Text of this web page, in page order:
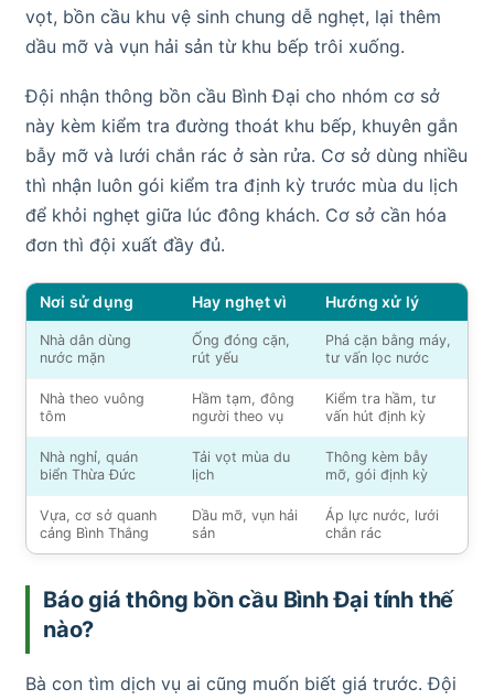
vọt, bồn cầu khu vệ sinh chung dễ nghẹt, lại thêm
dầu mỡ và vụn hải sản từ khu bếp trôi xuống.
Đội nhận thông bồn cầu Bình Đại cho nhóm cơ sở
này kèm kiểm tra đường thoát khu bếp, khuyên gắn
bẫy mỡ và lưới chắn rác ở sàn rửa. Cơ sở dùng nhiều
thì nhận luôn gói kiểm tra định kỳ trước mùa du lịch
để khỏi nghẹt giữa lúc đông khách. Cơ sở cần hóa
đơn thì đội xuất đầy đủ.
Nơi sử dụng Hay nghẹt vì Hướng xử lý
Nhà dân dùng
nước mặn
Ống đóng cặn,
rút yếu
Phá cặn bằng máy,
tư vấn lọc nước
Nhà theo vuông
tôm
Hầm tạm, đông
người theo vụ
Kiểm tra hầm, tư
vấn hút định kỳ
Nhà nghỉ, quán
biển Thừa Đức
Tải vọt mùa du
lịch
Thông kèm bẫy
mỡ, gói định kỳ
Vựa, cơ sở quanh
cảng Bình Thắng
Dầu mỡ, vụn hải
sản
Áp lực nước, lưới
chắn rác
Báo giá thông bồn cầu Bình Đại tính thế
nào?
Bà con tìm dịch vụ ai cũng muốn biết giá trước. Đội